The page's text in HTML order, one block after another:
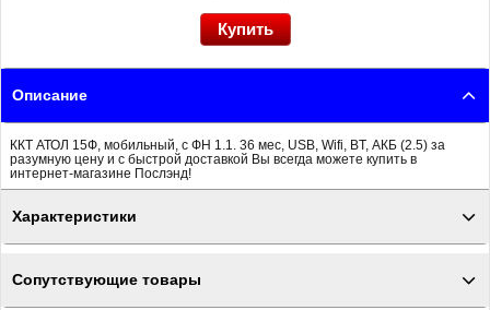
Описание
ККТ АТОЛ 15Ф, мобильный, с ФН 1.1. 36 мес, USB, Wifi, BT, АКБ (2.5) за
разумную цену и с быстрой доставкой Вы всегда можете купить в
интернет-магазине Послэнд!
Характеристики
Сопутствующие товары